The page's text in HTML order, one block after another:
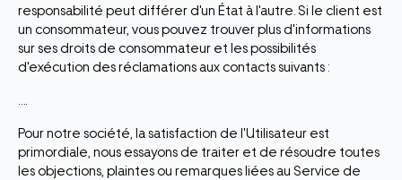
responsabilité peut différer d'un État à l'autre. Si le client est
un consommateur, vous pouvez trouver plus d'informations
sur ses droits de consommateur et les possibilités
d'exécution des réclamations aux contacts suivants :
….
Pour notre société, la satisfaction de l'Utilisateur est
primordiale, nous essayons de traiter et de résoudre toutes
les objections, plaintes ou remarques liées au Service de